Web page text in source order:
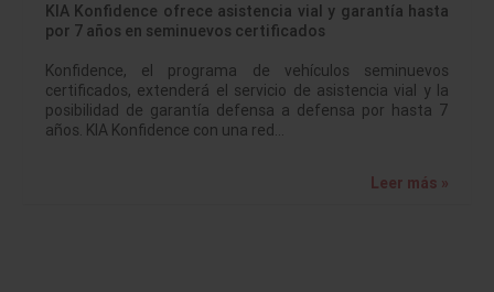
KIA Konfidence ofrece asistencia vial y garantía hasta
por 7 años en seminuevos certificados
Konfidence, el programa de vehículos seminuevos
certificados, extenderá el servicio de asistencia vial y la
posibilidad de garantía defensa a defensa por hasta 7
años. KIA Konfidence con una red…
Leer más »